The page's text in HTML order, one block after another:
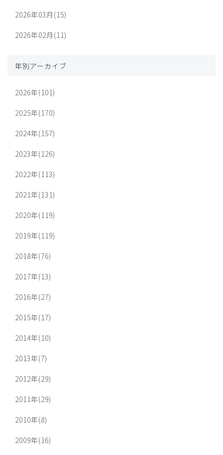
2026年03月(15)
2026年02月(11)
年別アーカイブ
2026年(101)
2025年(170)
2024年(157)
2023年(126)
2022年(113)
2021年(131)
2020年(119)
2019年(119)
2018年(76)
2017年(13)
2016年(27)
2015年(17)
2014年(10)
2013年(7)
2012年(29)
2011年(29)
2010年(8)
2009年(16)